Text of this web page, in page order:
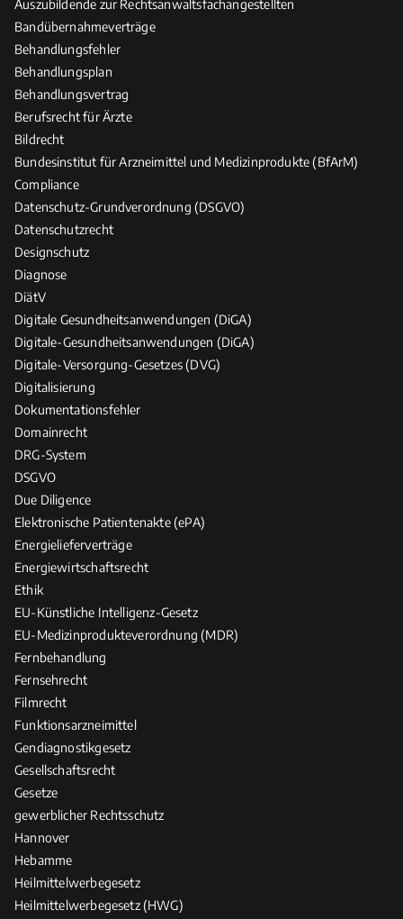
u
n
d
P
f
l
e
g
e
r
u
f
e
Auszubildende zur Rechtsanwaltsfachangestellten
Bandübernahmeverträge
Behandlungsfehler
Behandlungsplan
Behandlungsvertrag
Berufsrecht für Ärzte
Bildrecht
Bundesinstitut für Arzneimittel und Medizinprodukte (BfArM)
Compliance
Datenschutz-Grundverordnung (DSGVO)
Datenschutzrecht
Designschutz
Diagnose
DiätV
Digitale Gesundheitsanwendungen (DiGA)
Digitale-Gesundheitsanwendungen (DiGA)
Digitale-Versorgung-Gesetzes (DVG)
Digitalisierung
Dokumentationsfehler
Domainrecht
DRG-System
DSGVO
Due Diligence
Elektronische Patientenakte (ePA)
Energielieferverträge
Energiewirtschaftsrecht
Ethik
EU-Künstliche Intelligenz-Gesetz
EU-Medizinprodukteverordnung (MDR)
Fernbehandlung
Fernsehrecht
Filmrecht
Funktionsarzneimittel
Gendiagnostikgesetz
Gesellschaftsrecht
Gesetze
gewerblicher Rechtsschutz
Hannover
Hebamme
Heilmittelwerbegesetz
Heilmittelwerbegesetz (HWG)